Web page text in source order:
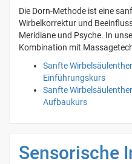
Die Dorn-Methode ist eine
Wirbelkorrektur und
Meridiane und Psyche. In
Kombination mit
Sanfte
Einführungskurs
Sanfte
Aufbaukurs
Sensorische